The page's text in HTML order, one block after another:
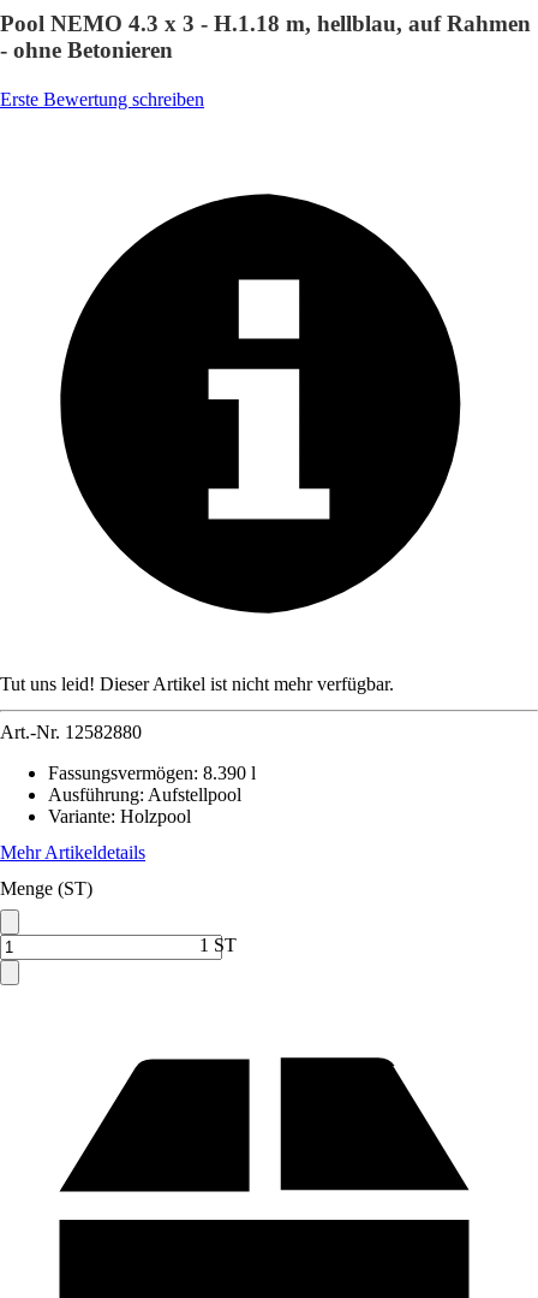
Pool NEMO 4.3 x 3 - H.1.18 m, hellblau, auf Rahmen
- ohne Betonieren
Erste Bewertung schreiben
Tut uns leid! Dieser Artikel ist nicht mehr verfügbar.
Art.-Nr. 12582880
Fassungsvermögen: 8.390 l
Ausführung: Aufstellpool
Variante: Holzpool
Mehr Artikeldetails
Menge (ST)
1 ST